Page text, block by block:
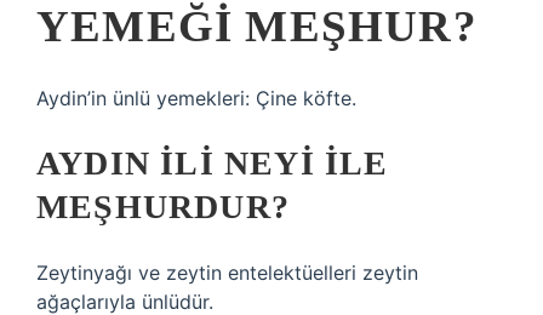
YEMEĞI MEŞHUR?
Aydin’in ünlü yemekleri: Çine köfte.
AYDIN ILI NEYI ILE
MEŞHURDUR?
Zeytinyağı ve zeytin entelektüelleri zeytin
ağaçlarıyla ünlüdür.